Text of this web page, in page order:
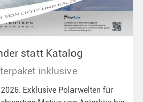
statt Katalog
inklusive
Exklusive Polarwelten für